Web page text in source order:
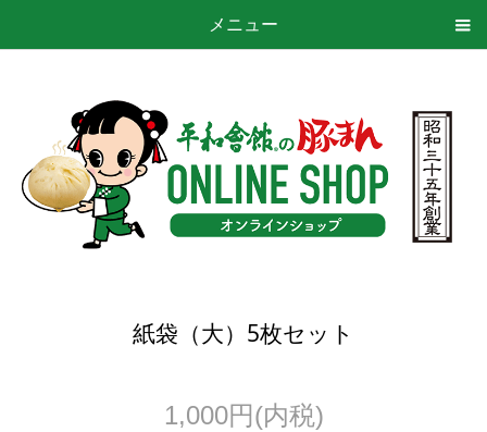
メニュー
紙袋（大）5枚セット
1,000円(内税)